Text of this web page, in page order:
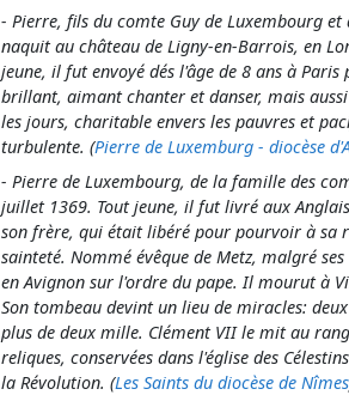
- Pierre, fils du comte Guy de Luxembourg
naquit au château de Ligny-en-Barrois, en
jeune, il fut envoyé dés l'âge de 8 ans à
brillant, aimant chanter et danser, mais
les jours, charitable envers les pauvres et
turbulente. (Pierre de Luxemburg - diocèse
- Pierre de Luxembourg, de la famille des
juillet 1369. Tout jeune, il fut livré aux
son frère, qui était libéré pour pourvoir à sa
sainteté. Nommé évêque de Metz, malgré
en Avignon sur l'ordre du pape. Il mourut à
Son tombeau devint un lieu de miracles:
plus de deux mille. Clément VII le mit au
reliques, conservées dans l'église des
la Révolution. (Les Saints du diocèse de Nîmes